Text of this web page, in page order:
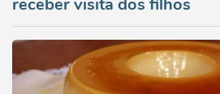
receber visita dos filhos